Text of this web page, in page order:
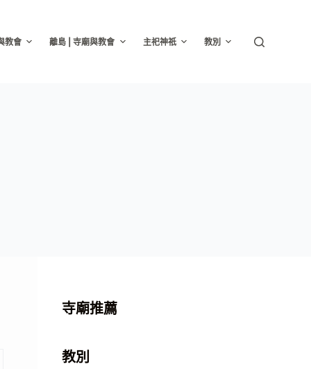
教會 離島 | 寺廟與教會 主祀神祇 教別
寺廟推薦
教別